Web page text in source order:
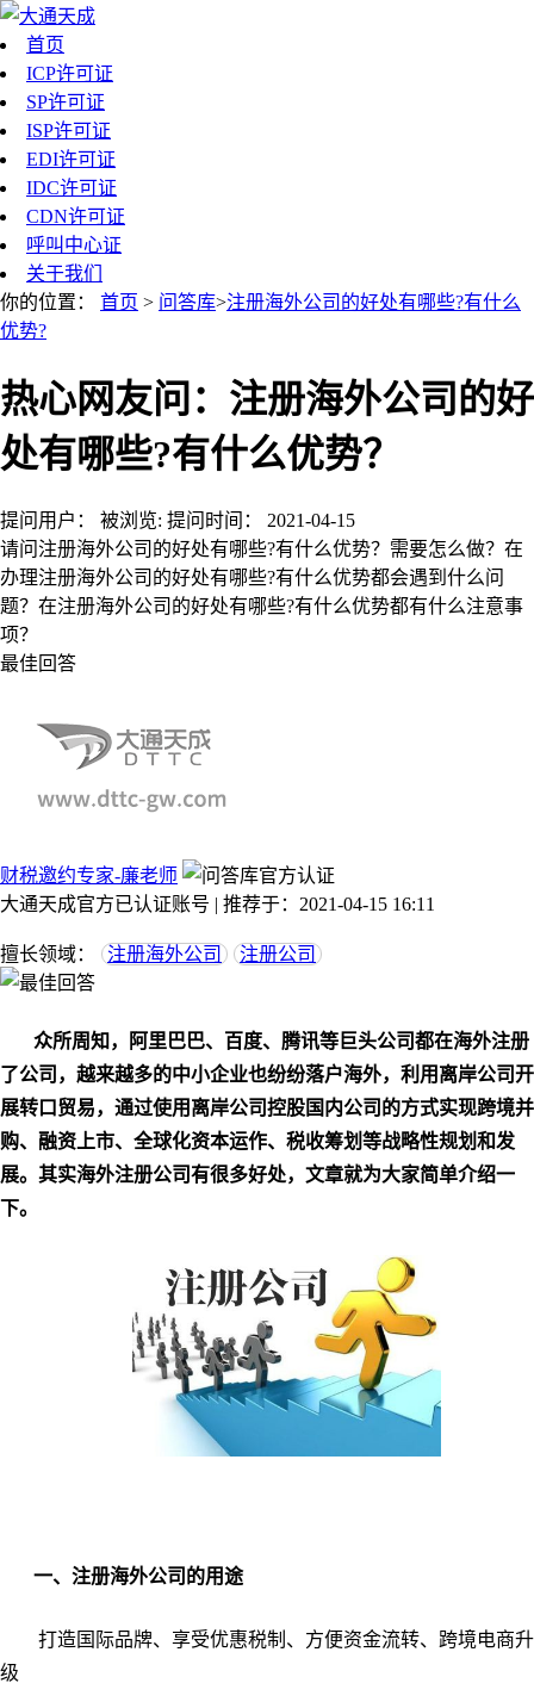
首页
ICP许可证
SP许可证
ISP许可证
EDI许可证
IDC许可证
CDN许可证
呼叫中心证
关于我们
你的位置： 首页 > 问答库>注册海外公司的好处有哪些?有什么
优势?
热心网友问：注册海外公司的好
处有哪些?有什么优势？
提问用户： 被浏览: 提问时间： 2021-04-15
请问注册海外公司的好处有哪些?有什么优势？需要怎么做？在
办理注册海外公司的好处有哪些?有什么优势都会遇到什么问
题？在注册海外公司的好处有哪些?有什么优势都有什么注意事
项？
最佳回答
财税邀约专家-廉老师
大通天成官方已认证账号 | 推荐于：2021-04-15 16:11
擅长领域： 注册海外公司 注册公司
众所周知，阿里巴巴、百度、腾讯等巨头公司都在海外注册
了公司，越来越多的中小企业也纷纷落户海外，利用离岸公司开
展转口贸易，通过使用离岸公司控股国内公司的方式实现跨境并
购、融资上市、全球化资本运作、税收筹划等战略性规划和发
展。其实海外注册公司有很多好处，文章就为大家简单介绍一
下。
一、注册海外公司的用途
打造国际品牌、享受优惠税制、方便资金流转、跨境电商升
级